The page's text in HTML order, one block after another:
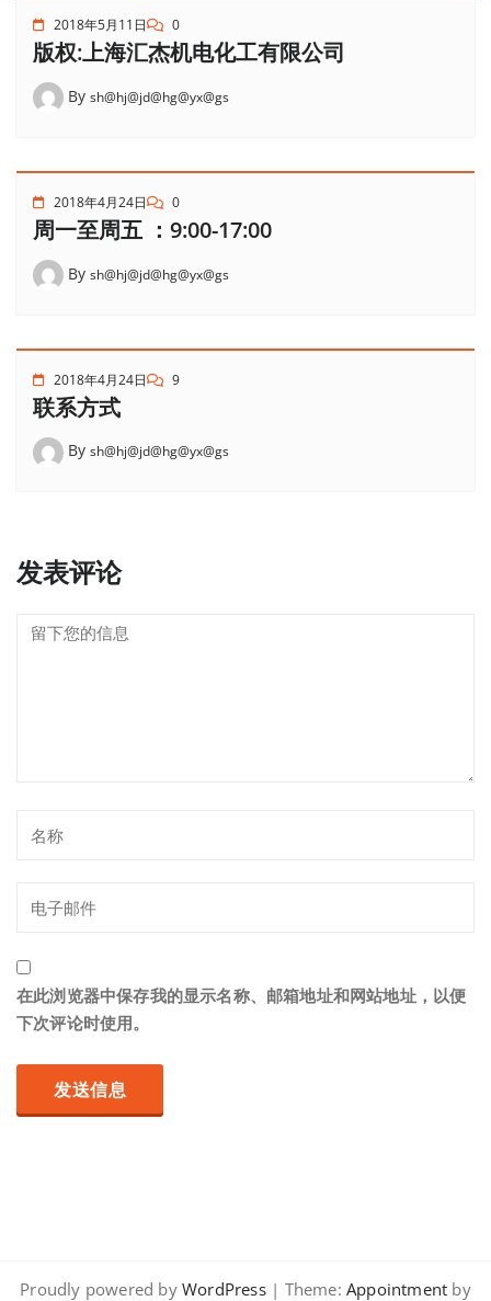
2018年5月11日 0
版权:上海汇杰机电化工有限公司
By sh@hj@jd@hg@yx@gs
2018年4月24日 0
周一至周五 ：9:00-17:00
By sh@hj@jd@hg@yx@gs
2018年4月24日 9
联系方式
By sh@hj@jd@hg@yx@gs
发表评论
在此浏览器中保存我的显示名称、邮箱地址和网站地址，以便
下次评论时使用。
Proudly powered byWordPress| Theme: Appointment by